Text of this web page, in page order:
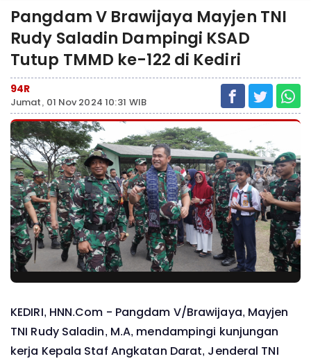
Pangdam V Brawijaya Mayjen TNI
Rudy Saladin Dampingi KSAD
Tutup TMMD ke-122 di Kediri
94R
Jumat, 01 Nov 2024 10:31 WIB
KEDIRI, HNN.Com - Pangdam V/Brawijaya, Mayjen
TNI Rudy Saladin, M.A, mendampingi kunjungan
kerja Kepala Staf Angkatan Darat, Jenderal TNI